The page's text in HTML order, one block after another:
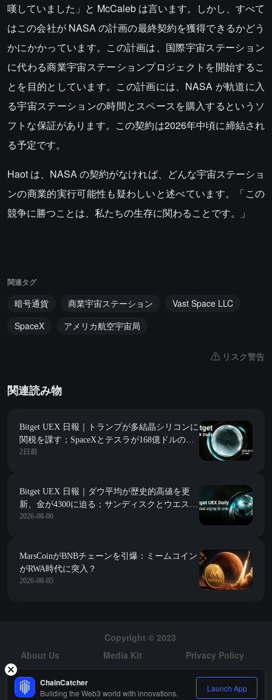
嘆していました」と McCaleb は言います。しかし、すべて
はこの会社が NASA の計画の最終契約を獲得できるかどう
かにかかっています。この計画は、国際宇宙ステーション
に代わる商業宇宙ステーションプロジェクトを開始するこ
とを目的としています。この計画には、NASA が軌道に入
る宇宙ステーションの時間とスペースを購入するというソ
フトな保証があります。この契約は2026年中頃に締結され
る予定です。
Haot は、NASA の契約がなければ、どんな宇宙ステーショ
ンの商業的実行可能性も疑わしいと述べています。「この
競争に勝つことは、私たちの生存に関わることです。」
関連タグ
暗号通貨 商業宇宙ステーション
Vast Space LLC
SpaceX
アメリカ航空宇宙局
リスク警告
関連読み物
Bitget UEX 日報｜トランプが多結晶シリコンに
関税を課す；SpaceXとテスラが168億ドルの
Terafabプロジェクトを開始；今夜は非農業デー
2日前
Bitget UEX 日報｜ダウ平均が歴史的高値を更
新、金が4300に迫る；サンディスクとウエスタ
ンデジタルのガイダンスが予想を下回り大幅下
2026-08-06
MarsCoinがBNBチェーンを引爆：ミームコイン
がRWA時代に突入？
2026-08-05
Copyright © 2023
About Us
Media Kit
Privacy Policy
Risk Warning
Hiring
ChainCatcher
Building the Web3 world with innovations. Launch App